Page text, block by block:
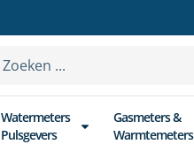
Watermeters
Pulsgevers
Gasmeters &
Warmtemeters